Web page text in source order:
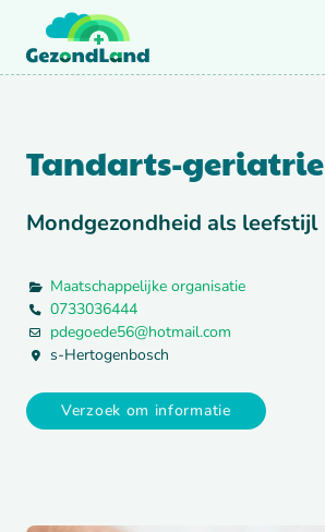
Doorgaan
inhoud
Tandarts-geriatrie
Mondgezondheid als leefstijl
Maatschappelijke organisatie
0733036444
pdegoede56@hotmail.com
s-Hertogenbosch
Verzoek om informatie